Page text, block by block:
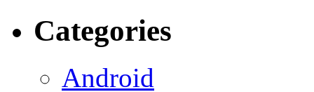
Categories
Android